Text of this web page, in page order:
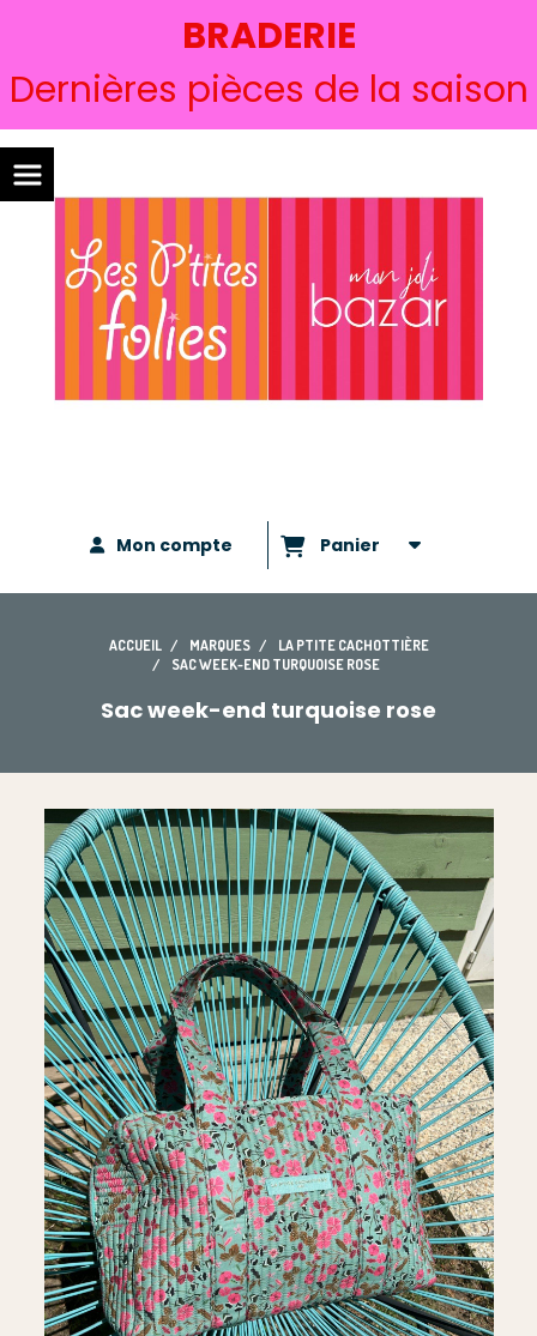
BRADERIE
Dernières pièces de la saison
Mon compte Panier
ACCUEIL MARQUES
LA PTITE CACHOTTIÈRE
SAC WEEK-END TURQUOISE ROSE
Sac week-end turquoise rose